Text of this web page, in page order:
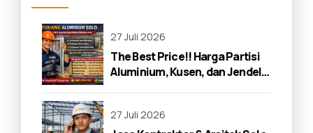
27 Juli 2026
The Best Price!! Harga Partisi
Aluminium, Kusen, dan Jendela
27 Juli 2026